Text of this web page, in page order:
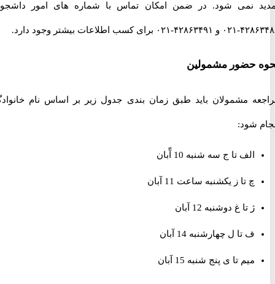
نمی شود. در ضمن امکان تماس با شماره های امور داشجویی
اطلاعات بیشتر وجود دارد.
حضور مشمولین
مشمولان باید طبق زمان بندی جدول زیر بر اساس نام خانوادگی
شود:
الف تا ج سه شنبه 10 آّبان
چ تا ز یکشنبه ساعت 11 آبان
ژ تا غ دوشنبه 12 آبان
ف تا ل چهارشنبه 14 آبان
میم تا ی پنج شنبه 15 آبان